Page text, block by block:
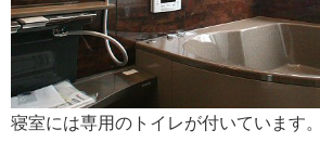
寝室には専用のトイレが付いています